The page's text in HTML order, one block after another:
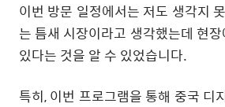
이번 방문 일정에서는 저도 생각지
는 틈새 시장이라고 생각했는데 현
있다는 것을 알 수 있었습니다.
특히, 이번 프로그램을 통해 중국 디